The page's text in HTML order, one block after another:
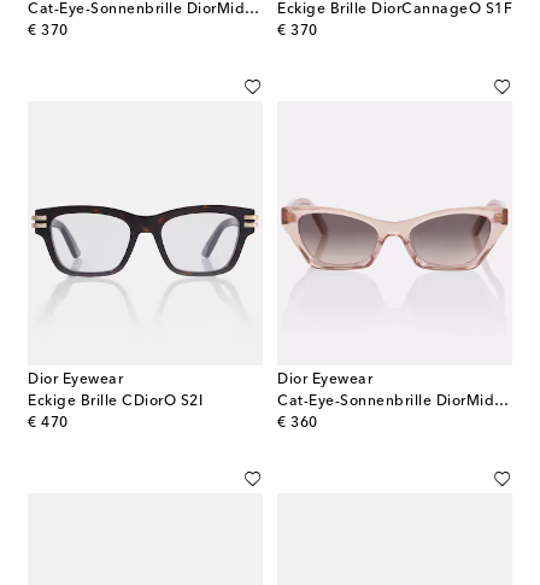
Cat-Eye-Sonnenbrille DiorMidnight B2I
€ 370
original price
Eckige Brille DiorCannageO S1F
€ 370
original price
Dior Eyewear
Eckige Brille CDiorO S2I
€ 470
original price
Dior Eyewear
Cat-Eye-Sonnenbrille DiorMidnight B1I
€ 360
original price